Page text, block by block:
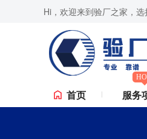
Hi，欢迎来到验厂之家，
认证咨询,Sedex验厂,ICTI验厂,Disney验厂
首页 服务